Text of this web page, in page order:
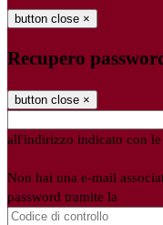
button close ×
Recupero
button close ×
all'indirizzo indicato con le
Non hai una e-mail
password tramite la